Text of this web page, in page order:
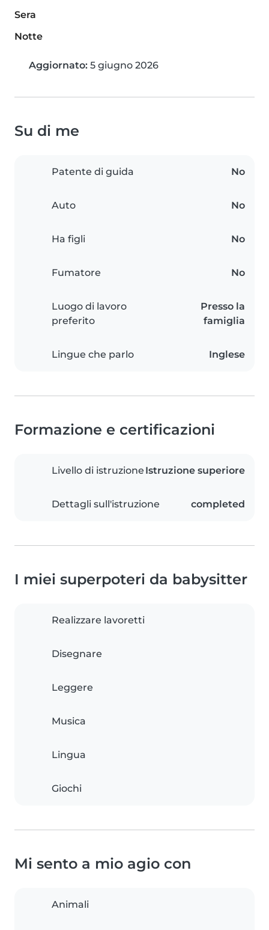
Sera
Notte
Aggiornato: 5 giugno 2026
Su di me
Patente di guida No
Auto No
Ha figli No
Fumatore No
Luogo di lavoro
preferito
Presso la
famiglia
Lingue che parlo Inglese
Formazione e certificazioni
Livello di istruzione Istruzione superiore
Dettagli sull'istruzione completed
I miei superpoteri da babysitter
Realizzare lavoretti
Disegnare
Leggere
Musica
Lingua
Giochi
Mi sento a mio agio con
Animali